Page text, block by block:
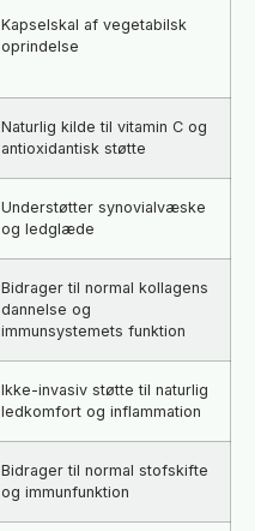
Kapselskal af vegetabilsk
oprindelse
Naturlig kilde til vitamin C og
antioxidantisk støtte
Understøtter synovialvæske
og ledglæde
Bidrager til normal kollagens
dannelse og
immunsystemets funktion
Ikke-invasiv støtte til naturlig
ledkomfort og inflammation
Bidrager til normal stofskifte
og immunfunktion